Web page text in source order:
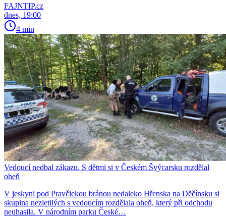
FAJNTIP.cz
dnes, 19:00
4 min
Vedoucí nedbal zákazu. S dětmi si v Českém Švýcarsku rozdělal
oheň
V jeskyni pod Pravčickou bránou nedaleko Hřenska na Děčínsku si
skupina nezletilých s vedoucím rozdělala oheň, který při odchodu
neuhasila. V národním parku České…